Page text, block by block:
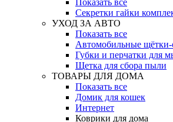
Показать все
Секретки гайки
УХОД ЗА АВТО
Показать все
Автомобильные щётки-
Губки и перчатки для
Щетка для сбора пыли
ТОВАРЫ ДЛЯ ДОМА
Показать все
Домик для кошек
Интернет
Коврики для дома